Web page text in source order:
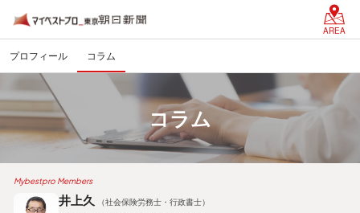
AREA
プロフィール コラム
コラム
Mybestpro Members
井上久
（社会保険労務士・行政書士）